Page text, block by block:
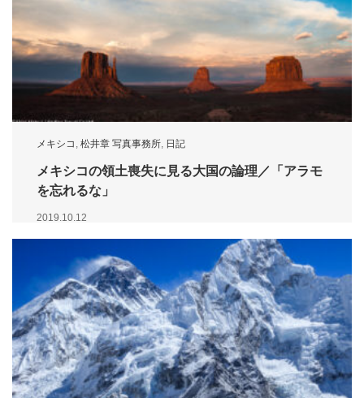
メキシコ 松井章 写真事務所 日記
メキシコの領土喪失に見る大国の論理／「アラモ
を忘れるな」
2019.10.12